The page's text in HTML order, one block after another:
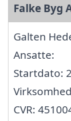
Falke Byg
Galten
Ansatte:
Startdato:
CVR: